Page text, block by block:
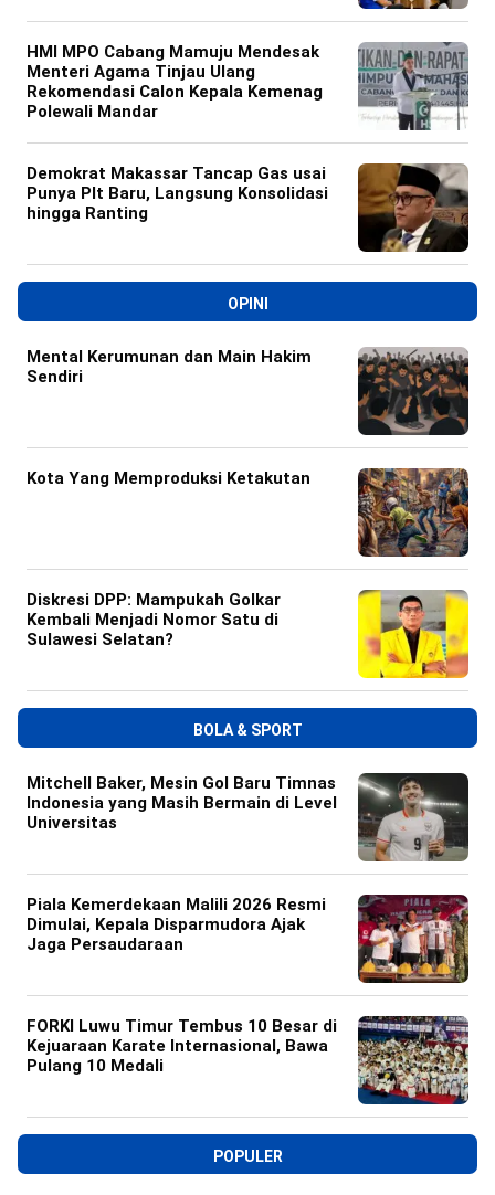
HMI MPO Cabang Mamuju Mendesak
Menteri Agama Tinjau Ulang
Rekomendasi Calon Kepala Kemenag
Polewali Mandar
Demokrat Makassar Tancap Gas usai
Punya Plt Baru, Langsung Konsolidasi
hingga Ranting
OPINI
Mental Kerumunan dan Main Hakim
Sendiri
Kota Yang Memproduksi Ketakutan
Diskresi DPP: Mampukah Golkar
Kembali Menjadi Nomor Satu di
Sulawesi Selatan?
BOLA & SPORT
Mitchell Baker, Mesin Gol Baru Timnas
Indonesia yang Masih Bermain di Level
Universitas
Piala Kemerdekaan Malili 2026 Resmi
Dimulai, Kepala Disparmudora Ajak
Jaga Persaudaraan
FORKI Luwu Timur Tembus 10 Besar di
Kejuaraan Karate Internasional, Bawa
Pulang 10 Medali
POPULER